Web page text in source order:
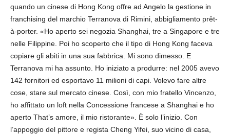
quando un cinese di Hong Kong offre ad Angelo la gestione in
franchising del marchio Terranova di Rimini, abbigliamento prêt-
à-porter. «Ho aperto sei negozia Shanghai, tre a Singapore e tre
nelle Filippine. Poi ho scoperto che il tipo di Hong Kong faceva
copiare gli abiti in una sua fabbrica. Mi sono dimesso. E
Terranova mi ha assunto. Ho iniziato a produrre: nel 2005 avevo
142 fornitori ed esportavo 11 milioni di capi. Volevo fare altre
cose, stare sul mercato cinese. Così, con mio fratello Vincenzo,
ho affittato un loft nella Concessione francese a Shanghai e ho
aperto That’s amore, il mio ristorante». È solo l’inizio. Con
l’appoggio del pittore e regista Cheng Yifei, suo vicino di casa,